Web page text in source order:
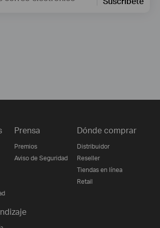
Prensa
Premios
Aviso de Seguridad
Dónde comprar
Distribuidor
Reseller
Tiendas en línea
Retail